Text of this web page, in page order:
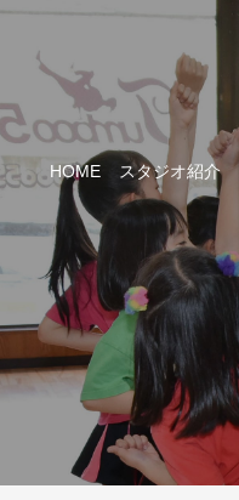
HOME スタジオ紹介